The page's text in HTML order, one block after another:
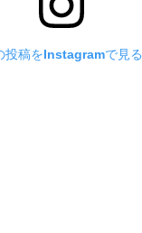
投稿をInstagramで見る